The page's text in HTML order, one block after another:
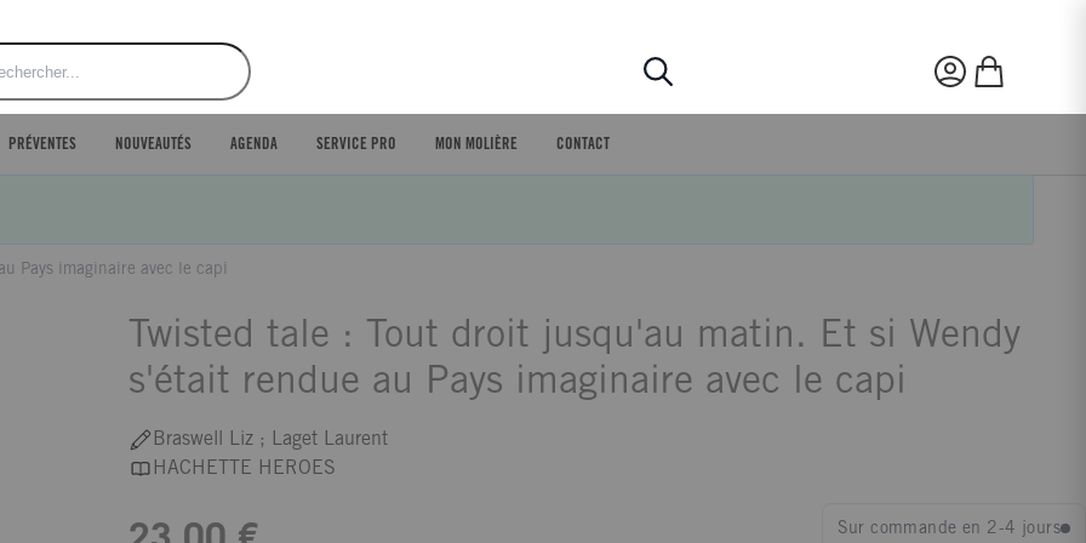
Rechercher
Mon compte
Mon panier
PRÉVENTES NOUVEAUTÉS AGENDA SERVICE PRO MON MOLIÈRE CONTACT
Pays imaginaire avec le capi
Twisted tale : Tout droit jusqu'au matin. Et si Wendy
s'était rendue au Pays imaginaire avec le capi
Braswell Liz ; Laget Laurent
HACHETTE HEROES
Sur commande en 2-4 jours